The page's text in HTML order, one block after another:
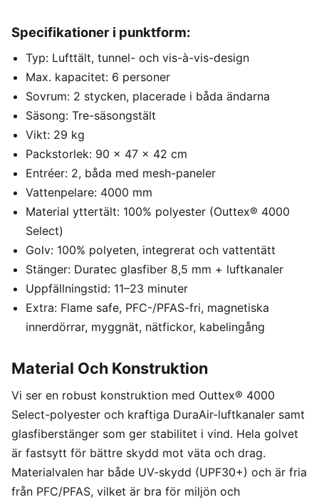
Specifikationer i punktform:
Typ: Lufttält, tunnel- och vis-à-vis-design
Max. kapacitet: 6 personer
Sovrum: 2 stycken, placerade i båda ändarna
Säsong: Tre-säsongstält
Vikt: 29 kg
Packstorlek: 90 x 47 x 42 cm
Entréer: 2, båda med mesh-paneler
Vattenpelare: 4000 mm
Material yttertält: 100% polyester (Outtex® 4000
Select)
Golv: 100% polyeten, integrerat och vattentätt
Stänger: Duratec glasfiber 8,5 mm + luftkanaler
Uppfällningstid: 11–23 minuter
Extra: Flame safe, PFC-/PFAS-fri, magnetiska
innerdörrar, myggnät, nätfickor, kabelingång
Material Och Konstruktion
Vi ser en robust konstruktion med Outtex® 4000
Select-polyester och kraftiga DuraAir-luftkanaler samt
glasfiberstänger som ger stabilitet i vind. Hela golvet
är fastsytt för bättre skydd mot väta och drag.
Materialvalen har både UV-skydd (UPF30+) och är fria
från PFC/PFAS, vilket är bra för miljön och